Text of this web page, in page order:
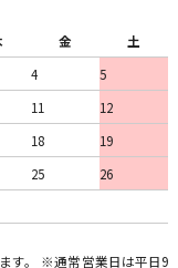
金
土
4
5
11
12
18
19
25
26
す。 ※通常営業日は平日9